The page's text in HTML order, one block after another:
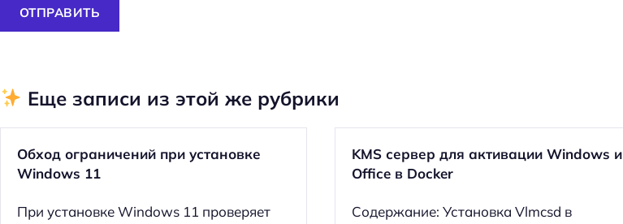
ОТПРАВИТЬ
Еще записи из этой же рубрики
Обход ограничений при установке
Windows 11
При установке Windows 11 проверяет
KMS сервер для активации Windows и
Office в Docker
Содержание: Установка Vlmcsd в